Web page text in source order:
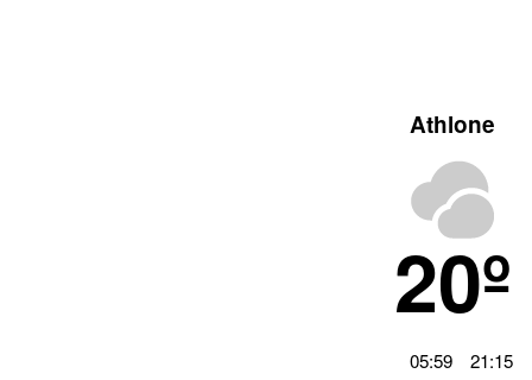
Athlone
20º
05:59
21:15